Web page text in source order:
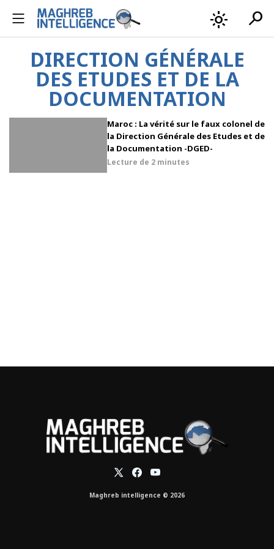
light_mode search
DIRECTION GÉNÉRALE
DES ETUDES ET DE LA
DOCUMENTATION
Maroc : La vérité sur le faux colonel de
la Direction Générale des Etudes et de
la Documentation -DGED-
Lecture de 2 minutes
Maghreb intelligence © 2026